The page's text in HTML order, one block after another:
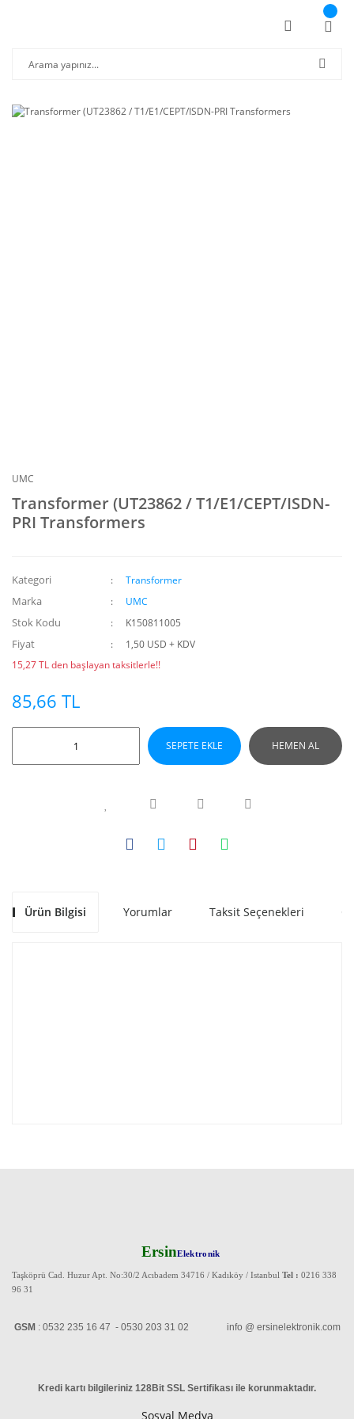
UMC
Transformer (UT23862 / T1/E1/CEPT/ISDN-
PRI Transformers
Kategori Transformer
Marka UMC
Stok Kodu K150811005
Fiyat
1,50 USD + KDV
15,27 TL den başlayan taksitlerle!!
85,66 TL
SEPETE EKLE HEMEN AL
Ürün Bilgisi Yorumlar Taksit Seçenekleri
ErsinElektronik
Taşköprü Cad. Huzur Apt. No:30/2 Acıbadem 34716 / Kadıköy / Istanbul Tel : 0216 338
96 31
GSM : 0532 235 16 47 - 0530 203 31 02 info @ ersinelektronik.com
Kredi kartı bilgileriniz 128Bit SSL Sertifikası ile korunmaktadır.
Sosyal Medya